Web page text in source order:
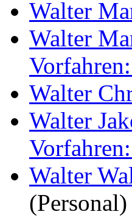
Walter
Walter
Walter
Walter
Walter
(Personal)